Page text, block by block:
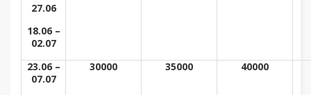
27.06
18.06 –
02.07
23.06 –
07.07
30000 35000 40000